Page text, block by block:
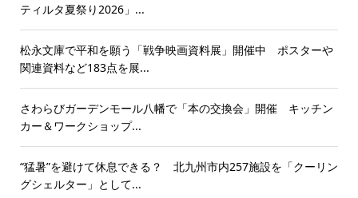
ティルタ夏祭り2026」...
松永文庫で平和を願う「戦争映画資料展」開催中 ポスターや
関連資料など183点を展...
さわらびガーデンモール八幡で「本の交換会」開催 キッチン
カー＆ワークショップ...
“猛暑”を避けて休息できる？ 北九州市内257施設を「クーリン
グシェルター」として...